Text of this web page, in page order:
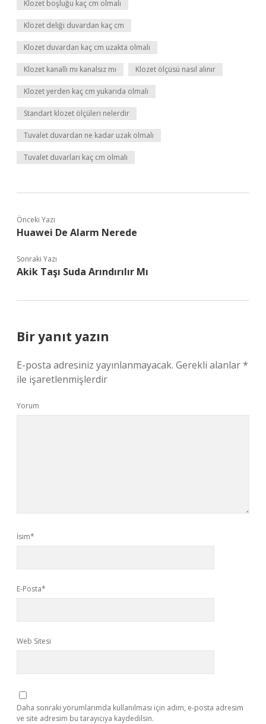
Klozet boşluğu kaç cm olmalı
Klozet deliği duvardan kaç cm
Klozet duvardan kaç cm uzakta olmalı
Klozet kanallı mı kanalsız mı Klozet ölçüsü nasıl alınır
Klozet yerden kaç cm yukarıda olmalı
Standart klozet ölçüleri nelerdir
Tuvalet duvardan ne kadar uzak olmalı
Tuvalet duvarları kaç cm olmalı
Önceki Yazı
Huawei De Alarm Nerede
Sonraki Yazı
Akik Taşı Suda Arındırılır Mı
Bir yanıt yazın
E-posta adresiniz yayınlanmayacak. Gerekli alanlar*
ile işaretlenmişlerdir
Yorum
İsim*
E-Posta*
Web Sitesi
Daha sonraki yorumlarımda kullanılması için adım, e-posta adresim
ve site adresim bu tarayıcıya kaydedilsin.